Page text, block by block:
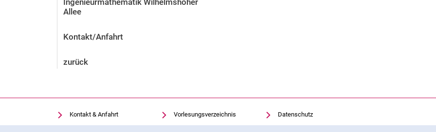
Ingenieurmathematik Wilhelmshöher
Allee
Kontakt/Anfahrt
zurück
Kontakt & Anfahrt
Einrichtungen suchen
Vorlesungsverzeichnis
Uni-Bibliothek
Datenschutz
Barrierefreiheit